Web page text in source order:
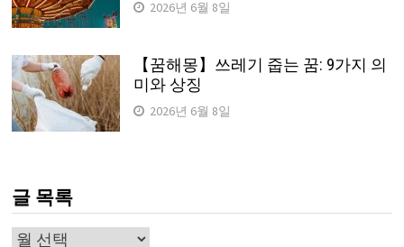
2026년 6월 8일
【꿈해몽】쓰레기 줍는 꿈: 9가지 의
미와 상징
2026년 6월 8일
글 목록
글